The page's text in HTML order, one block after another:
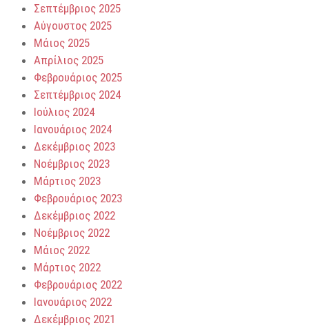
Σεπτέμβριος 2025
Αύγουστος 2025
Μάιος 2025
Απρίλιος 2025
Φεβρουάριος 2025
Σεπτέμβριος 2024
Ιούλιος 2024
Ιανουάριος 2024
Δεκέμβριος 2023
Νοέμβριος 2023
Μάρτιος 2023
Φεβρουάριος 2023
Δεκέμβριος 2022
Νοέμβριος 2022
Μάιος 2022
Μάρτιος 2022
Φεβρουάριος 2022
Ιανουάριος 2022
Δεκέμβριος 2021